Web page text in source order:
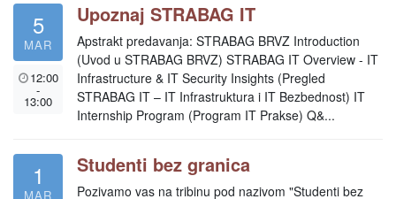
5
MAR
12:00
-
13:00
Upoznaj STRABAG IT
Apstrakt predavanja: STRABAG BRVZ Introduction
(Uvod u STRABAG BRVZ) STRABAG IT Overview - IT
Infrastructure & IT Security Insights (Pregled
STRABAG IT – IT Infrastruktura i IT Bezbednost) IT
Internship Program (Program IT Prakse) Q&...
1
MAR
Studenti bez granica
Pozivamo vas na tribinu pod nazivom "Studenti bez